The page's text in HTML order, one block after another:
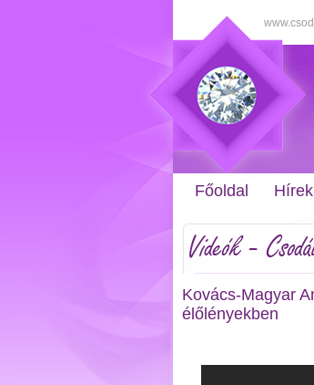
Főoldal Hírek
Videók -
Kovács-Magyar
élőlényekben